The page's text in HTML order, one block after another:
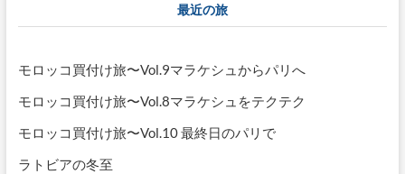
南
米・
メ
シ
vol.2
最近の旅
モロッコ買付け旅〜Vol.9マラケシュからパリへ
モロッコ買付け旅〜Vol.8マラケシュをテクテク
モロッコ買付け旅〜Vol.10 最終日のパリで
ラトビアの冬至